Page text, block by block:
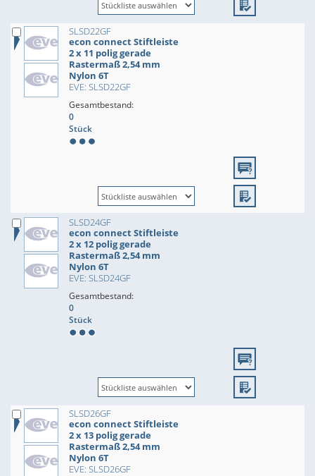
SLSD22GF
econ connect Stiftleiste
2 x 11 polig gerade
Rastermaß 2,54 mm
Nylon 6T
EVE: SLSD22GF
Gesamtbestand:
0
Stück
SLSD24GF
econ connect Stiftleiste
2 x 12 polig gerade
Rastermaß 2,54 mm
Nylon 6T
EVE: SLSD24GF
Gesamtbestand:
0
Stück
SLSD26GF
econ connect Stiftleiste
2 x 13 polig gerade
Rastermaß 2,54 mm
Nylon 6T
EVE: SLSD26GF